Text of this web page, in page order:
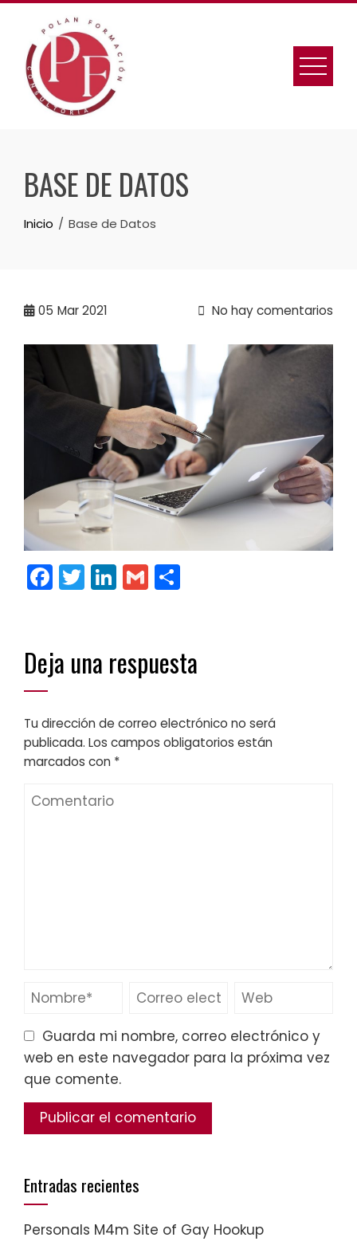
BASE DE DATOS
Inicio Base de Datos
05 Mar 2021 No hay comentarios
Facebook
Twitter
LinkedIn
Gmail
Deja una respuesta
Tu dirección de correo electrónico no será
publicada. Los campos obligatorios están
marcados con *
Guarda mi nombre, correo electrónico y
web en este navegador para la próxima vez
que comente.
Entradas recientes
Personals M4m Site of Gay Hookup